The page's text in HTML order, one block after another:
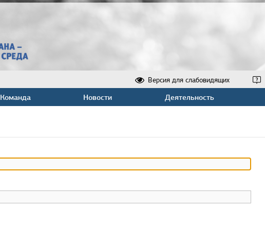
Версия для слабовидящих
Команда Новости Деятельность